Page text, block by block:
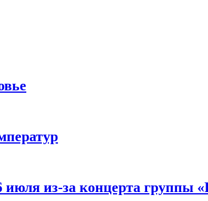
из-за концерта группы